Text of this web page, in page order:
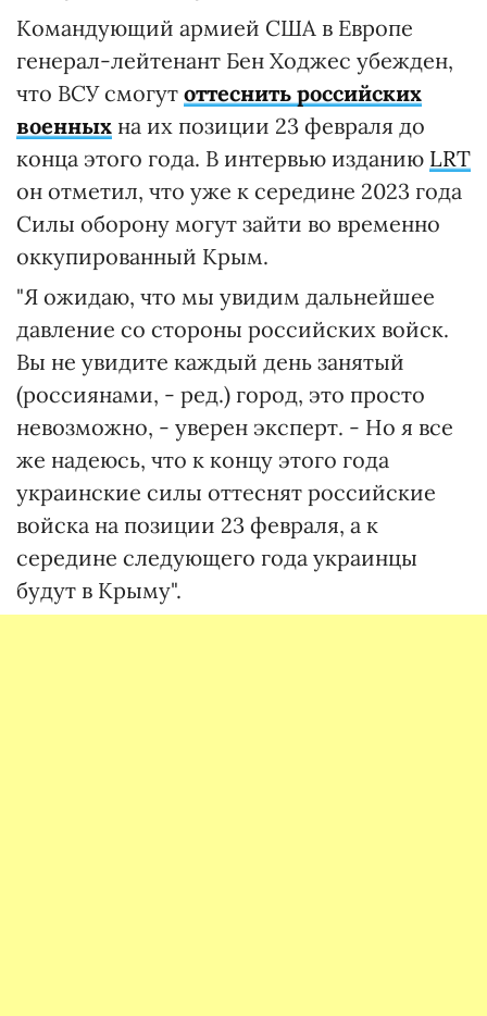
Командующий армией США в Европе
генерал-лейтенант Бен Ходжес убежден,
что ВСУ смогут оттеснить российских
военных на их позиции 23 февраля до
конца этого года. В интервью изданию LRT
он отметил, что уже к середине 2023 года
Силы оборону могут зайти во временно
оккупированный Крым.
"Я ожидаю, что мы увидим дальнейшее
давление со стороны российских войск.
Вы не увидите каждый день занятый
(россиянами, - ред.) город, это просто
невозможно, - уверен эксперт. - Но я все
же надеюсь, что к концу этого года
украинские силы оттеснят российские
войска на позиции 23 февраля, а к
середине следующего года украинцы
будут в Крыму".